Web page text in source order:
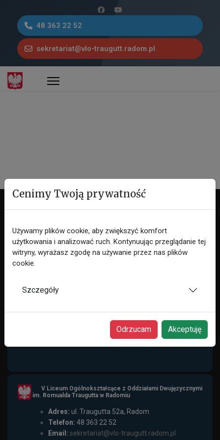
48 363 22 52
sekretariat@vlo-traugutt.radom.pl
Polityka Prywatności
RODO
V Liceum Ogólnokształcące z Oddziałami Dwujęzycznymi
im. Romualda Traugutta w Radomiu
Adres: ul. Traugutta 52a, Radom
Telefon: 48 363 22 52
Email: sekretariat@vlo-traugutt.radom.pl
Cenimy Twoją prywatność
Używamy plików cookie, aby zwiększyć komfort
użytkowania i analizować ruch. Kontynuując przeglądanie tej
witryny, wyrażasz zgodę na używanie przez nas plików
cookie.
Szczegóły
Odrzucam Akceptuję